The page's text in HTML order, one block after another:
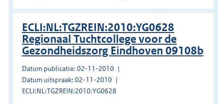
ECLI:NL:TGZREIN:2010:YG0628
Regionaal Tuchtcollege voor de
Gezondheidszorg Eindhoven 09108b
Datum publicatie: 02-11-2010
Datum uitspraak: 02-11-2010
ECLI:NL:TGZREIN:2010:YG0628